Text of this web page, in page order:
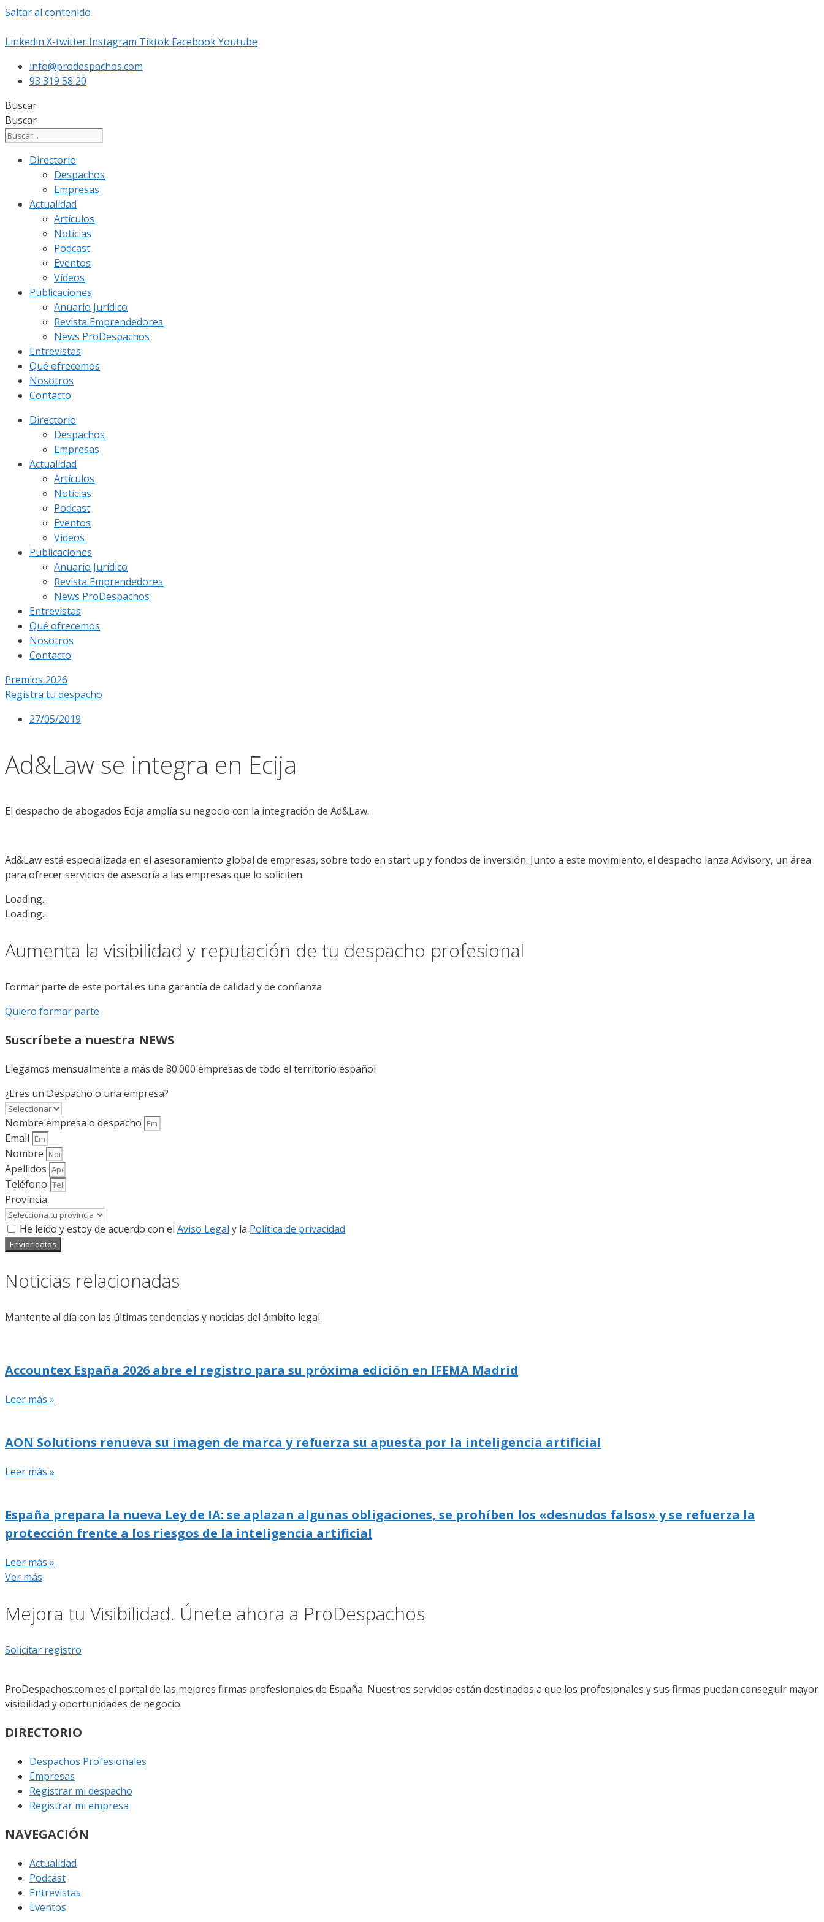
Saltar al contenido
Linkedin X-twitter Instagram Tiktok FacebookYoutube
info@prodespachos.com
93 319 58 20
Buscar
Buscar
Directorio
Despachos
Empresas
Actualidad
Artículos
Noticias
Podcast
Eventos
Vídeos
Publicaciones
Anuario Jurídico
Revista Emprendedores
News ProDespachos
Entrevistas
Qué ofrecemos
Nosotros
Contacto
Directorio
Despachos
Empresas
Actualidad
Artículos
Noticias
Podcast
Eventos
Vídeos
Publicaciones
Anuario Jurídico
Revista Emprendedores
News ProDespachos
Entrevistas
Qué ofrecemos
Nosotros
Contacto
Premios 2026
Registra tu despacho
27/05/2019
Ad&Law se integra en Ecija
El despacho de abogados Ecija amplía su negocio con la integración de Ad&Law.
Ad&Law está especializada en el asesoramiento global de empresas, sobre todo en start up y fondos de inversión. Junto a este movimiento, el despacho lanza Advisory, un área
para ofrecer servicios de asesoría a las empresas que lo soliciten.
Loading...
Loading...
Aumenta la visibilidad y reputación de tu despacho profesional
Formar parte de este portal es una garantía de calidad y de confianza
Quiero formar parte
Suscríbete a nuestra NEWS
Llegamos mensualmente a más de 80.000 empresas de todo el territorio español
¿Eres un Despacho o una empresa?
Nombre empresa o despacho
Email
Nombre
Apellidos
Teléfono
Provincia
He leído y estoy de acuerdo con el Aviso Legal y la Política de privacidad
Enviar datos
Noticias relacionadas
Mantente al día con las últimas tendencias y noticias del ámbito legal.
Accountex España 2026 abre el registro para su próxima edición en IFEMA Madrid
Leer más »
AON Solutions renueva su imagen de marca y refuerza su apuesta por la inteligencia artificial
Leer más »
España prepara la nueva Ley de IA: se aplazan algunas obligaciones, se prohíben los «desnudos falsos» y se refuerza la
protección frente a los riesgos de la inteligencia artificial
Leer más »
Ver más
Mejora tu Visibilidad. Únete ahora a ProDespachos
Solicitar registro
ProDespachos.com es el portal de las mejores firmas profesionales de España. Nuestros servicios están destinados a que los profesionales y sus firmas puedan conseguir mayor
visibilidad y oportunidades de negocio.
DIRECTORIO
Despachos Profesionales
Empresas
Registrar mi despacho
Registrar mi empresa
NAVEGACIÓN
Actualidad
Podcast
Entrevistas
Eventos